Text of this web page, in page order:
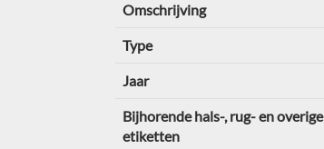
Omschrijving
Type
Jaar
Bijhorende hals-, rug- en overige
etiketten